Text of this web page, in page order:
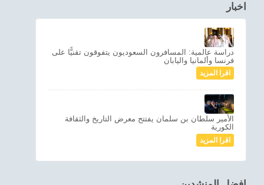
اخبار
دراسة عالمية: المسافرون السعوديون يتفوقون تقنيًّا على
فرنسا وألمانيا واليابان
اقرا المزيد
الأمير سلطان بن سلمان يفتتح معرض التاريخ والثقافة
الكورية
اقرا المزيد